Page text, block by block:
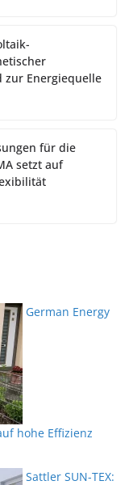
zur Energiequelle
für die
setzt auf
German Energy
hohe Effizienz
Sattler SUN-TEX: